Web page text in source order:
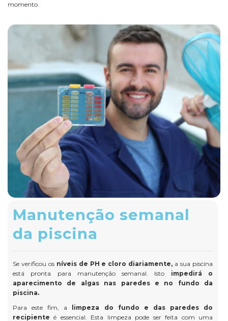
momento.
Manutenção semanal
da piscina
Se verificou os níveis de PH e cloro diariamente, a sua piscina
está pronta para manutenção semanal. Isto impedirá o
aparecimento de algas nas paredes e no fundo da
piscina.
Para este fim, a limpeza do fundo e das paredes do
recipiente é essencial. Esta limpeza pode ser feita com uma